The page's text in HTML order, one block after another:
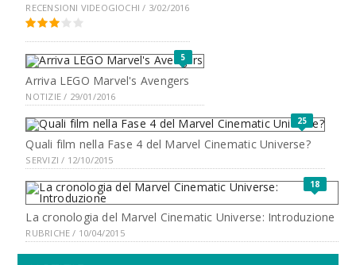
RECENSIONI VIDEOGIOCHI / 3/02/2016
5
Arriva LEGO Marvel's Avengers
NOTIZIE / 29/01/2016
25
Quali film nella Fase 4 del Marvel Cinematic Universe?
SERVIZI / 12/10/2015
18
La cronologia del Marvel Cinematic Universe: Introduzione
RUBRICHE / 10/04/2015